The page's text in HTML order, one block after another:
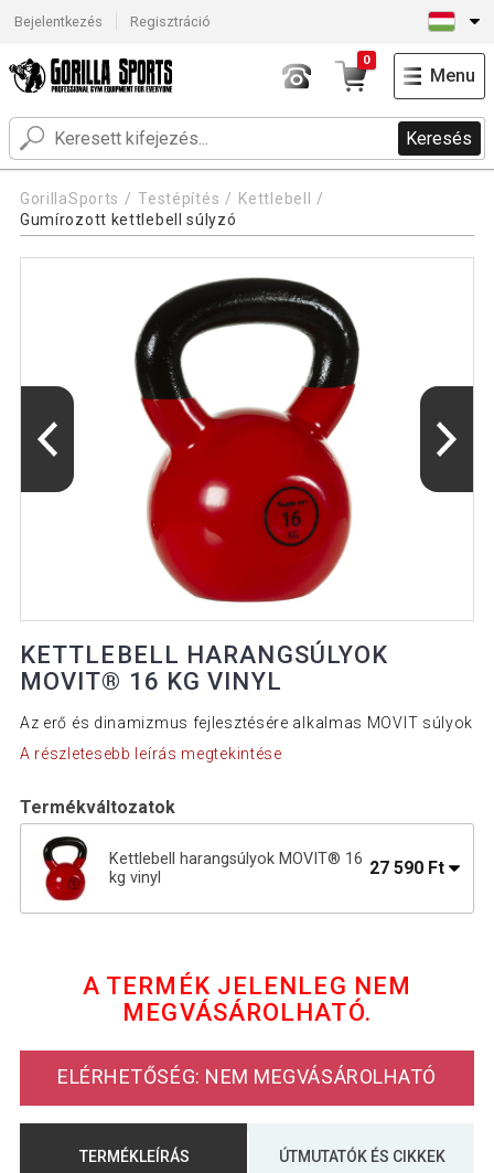
Bejelentkezés Regisztráció
Keresés
0
Menu
GorillaSports Testépítés
Kettlebell
Gumírozott kettlebell súlyzó
KETTLEBELL HARANGSÚLYOK
MOVIT® 16 KG VINYL
Az erő és dinamizmus fejlesztésére alkalmas MOVIT súlyok
A részletesebb leírás megtekintése
Termékváltozatok
Kettlebell harangsúlyok MOVIT® 16
kg vinyl
27 590 Ft
A TERMÉK JELENLEG NEM
MEGVÁSÁROLHATÓ.
ELÉRHETŐSÉG: NEM MEGVÁSÁROLHATÓ
TERMÉKLEÍRÁS ÚTMUTATÓK ÉS CIKKEK